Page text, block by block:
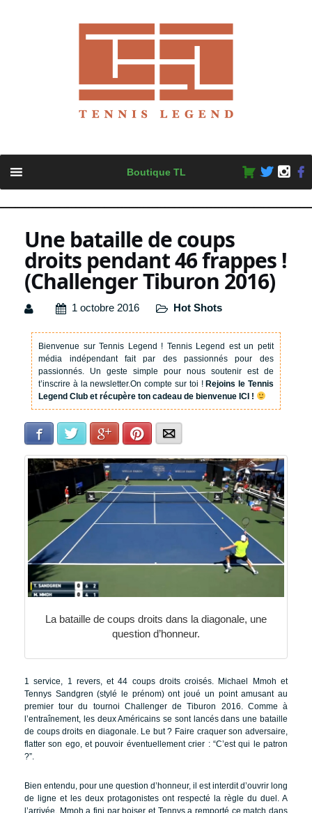
content
Boutique TL
Une bataille de coups
droits pendant 46 frappes !
(Challenger Tiburon 2016)
1 octobre 2016 Hot Shots
Bienvenue sur Tennis Legend ! Tennis Legend est un petit
média indépendant fait par des passionnés pour des
passionnés. Un geste simple pour nous soutenir est de
t’inscrire à la newsletter.On compte sur toi !Rejoins le Tennis
Legend Club et récupère ton cadeau de bienvenue ICI !
Facebook Twitter Google+Pinterest
La bataille de coups droits dans la diagonale, une
question d’honneur.
1 service, 1 revers, et 44 coups droits croisés. Michael Mmoh et
Tennys Sandgren (stylé le prénom) ont joué un point amusant au
premier tour du tournoi Challenger de Tiburon 2016. Comme à
l’entraînement, les deux Américains se sont lancés dans une bataille
de coups droits en diagonale. Le but ? Faire craquer son adversaire,
flatter son ego, et pouvoir éventuellement crier : “C’est qui le patron
?”.
Bien entendu, pour une question d’honneur, il est interdit d’ouvrir long
de ligne et les deux protagonistes ont respecté la règle du duel. A
l’arrivée, Mmoh a fini par boiser et Tennys a remporté ce match dans